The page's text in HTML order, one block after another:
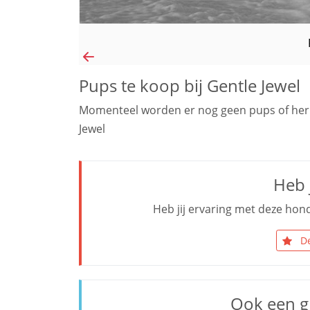
Pups te koop bij Gentle Jewel
Momenteel worden er nog geen pups of
Jewel
Heb jij ervaring met deze
Ook een